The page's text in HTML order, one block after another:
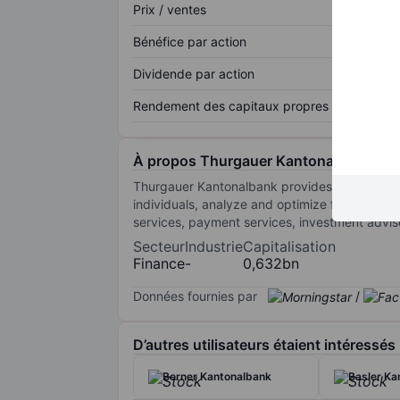
Prix / ventes
Bénéfice par action
Dividende par action
Rendement des capitaux propres
À propos Thurgauer Kantonalbank
Thurgauer Kantonalbank provides banking
individuals, analyze and optimize finances
services, payment services, investment
Secteur
Finance
Industrie
-
Capitalisation
0,632bn
Données fournies par /
D’autres utilisateurs étaient intéressés
Berner Kantonalbank Basler